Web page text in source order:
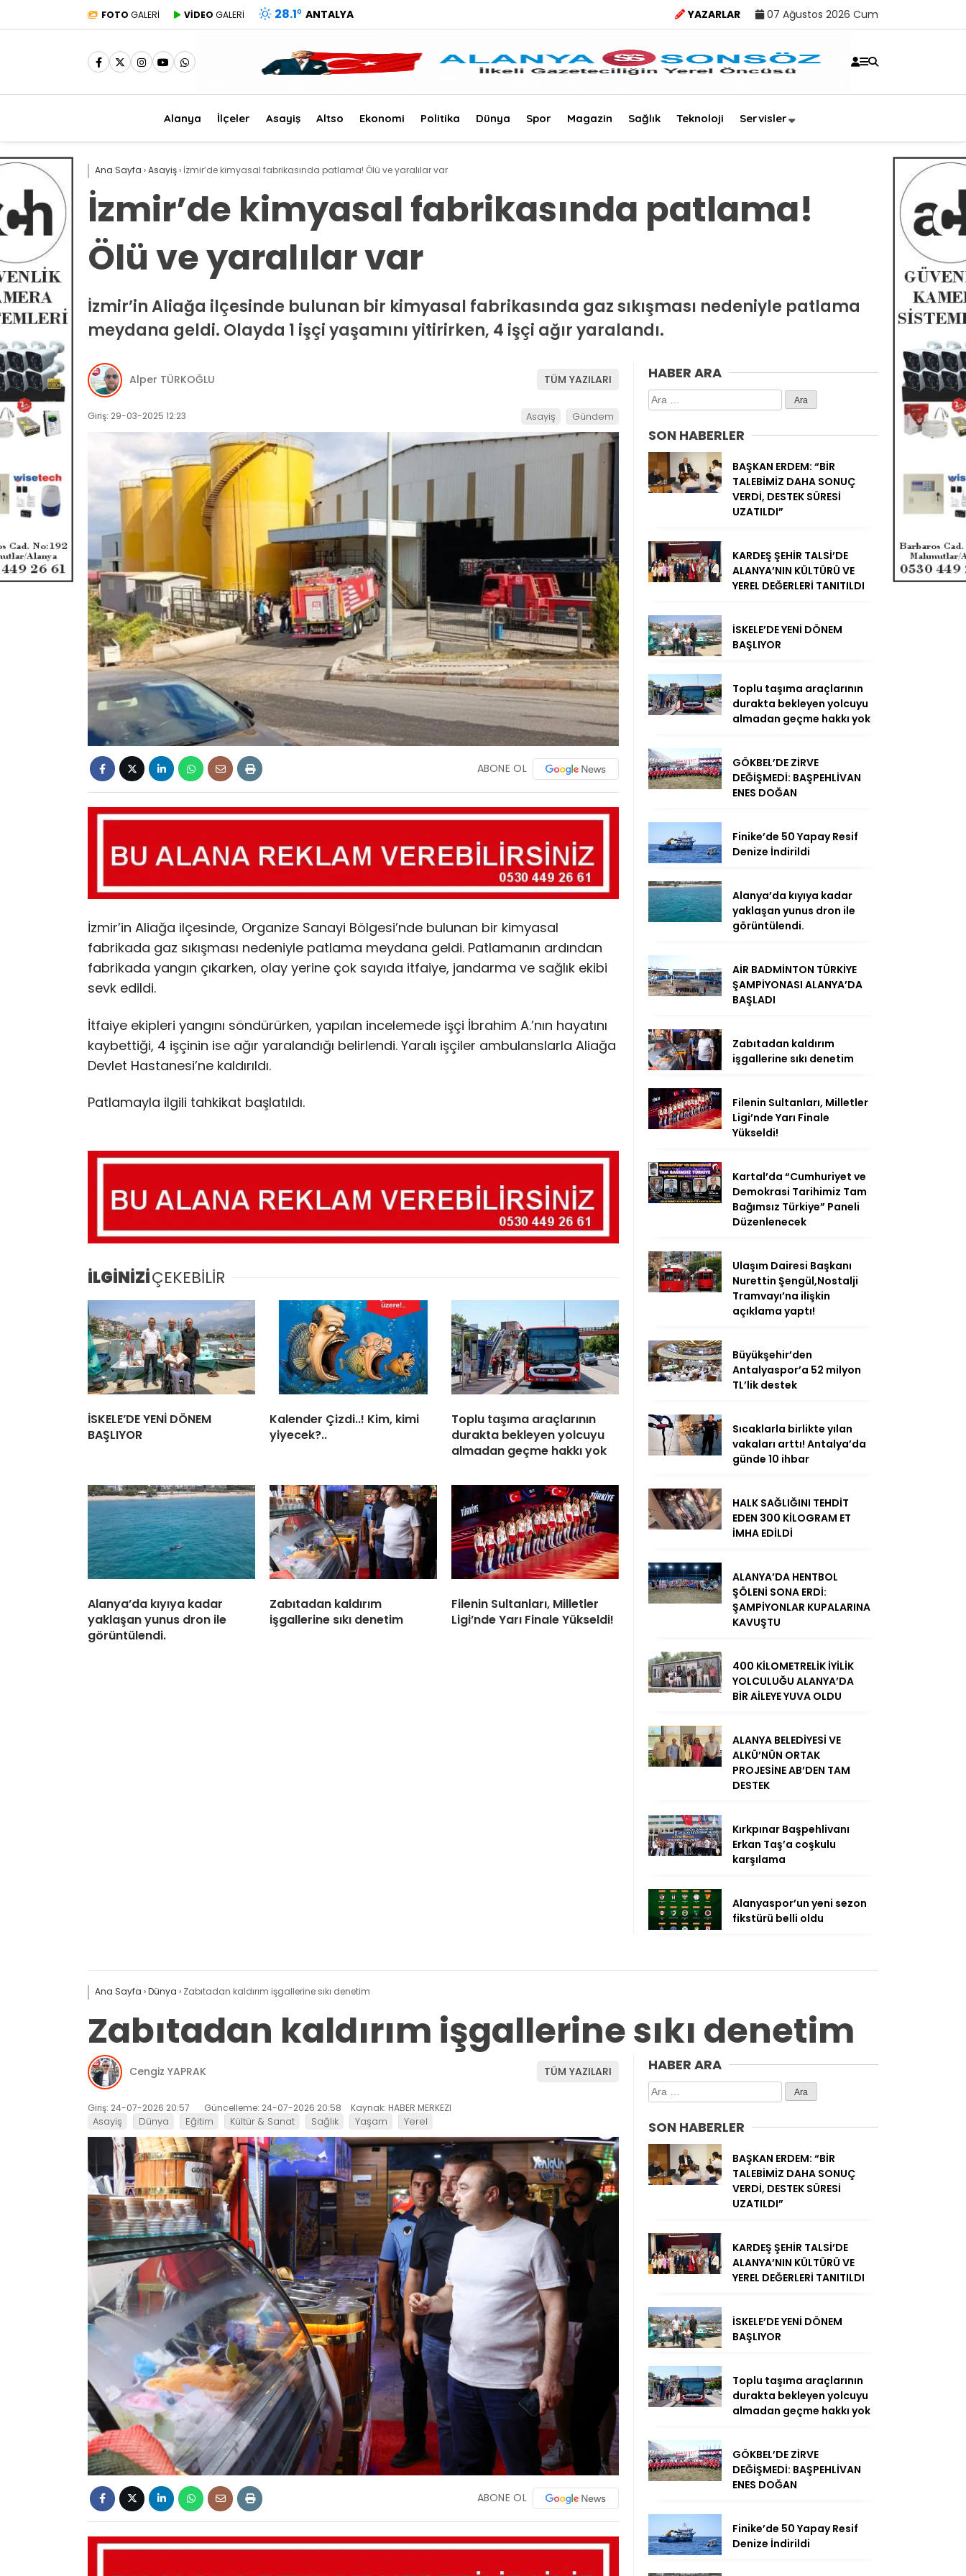
FOTO GALERİ VİDEO GALERİ 28.1° ANTALYA YAZARLAR 07 Ağustos 2026 Cum
Alanya İlçeler Asayiş Altso Ekonomi Politika Dünya Spor Magazin Sağlık Teknoloji Servisler
Ana Sayfa ›Asayiş› İzmir’de kimyasal fabrikasında patlama! Ölü ve yaralılar var
İzmir’de kimyasal fabrikasında patlama!
Ölü ve yaralılar var
İzmir’in Aliağa ilçesinde bulunan bir kimyasal fabrikasında gaz sıkışması nedeniyle patlama
meydana geldi. Olayda 1 işçi yaşamını yitirirken, 4 işçi ağır yaralandı.
Alper TÜRKOĞLU TÜM YAZILARI
Giriş: 29-03-2025 12:23 Asayiş Gündem
ABONE OL
İzmir’in Aliağa ilçesinde, Organize Sanayi Bölgesi’nde bulunan bir kimyasal
fabrikada gaz sıkışması nedeniyle patlama meydana geldi. Patlamanın ardından
fabrikada yangın çıkarken, olay yerine çok sayıda itfaiye, jandarma ve sağlık ekibi
sevk edildi.
İtfaiye ekipleri yangını söndürürken, yapılan incelemede işçi İbrahim A.’nın hayatını
kaybettiği, 4 işçinin ise ağır yaralandığı belirlendi. Yaralı işçiler ambulanslarla Aliağa
Devlet Hastanesi’ne kaldırıldı.
Patlamayla ilgili tahkikat başlatıldı.
İLGİNİZİÇEKEBİLİR
İSKELE’DE YENİ DÖNEM
BAŞLIYOR
Kalender Çizdi..! Kim, kimi
yiyecek?..
Toplu taşıma araçlarının
durakta bekleyen yolcuyu
almadan geçme hakkı yok
Alanya’da kıyıya kadar
yaklaşan yunus dron ile
görüntülendi.
Zabıtadan kaldırım
işgallerine sıkı denetim
Filenin Sultanları, Milletler
Ligi’nde Yarı Finale Yükseldi!
HABER ARA
Arama:
SON HABERLER
BAŞKAN ERDEM: “BİR
TALEBİMİZ DAHA SONUÇ
VERDİ, DESTEK SÜRESİ
UZATILDI”
KARDEŞ ŞEHİR TALSİ’DE
ALANYA’NIN KÜLTÜRÜ VE
YEREL DEĞERLERİ TANITILDI
İSKELE’DE YENİ DÖNEM
BAŞLIYOR
Toplu taşıma araçlarının
durakta bekleyen yolcuyu
almadan geçme hakkı yok
GÖKBEL’DE ZİRVE
DEĞİŞMEDİ: BAŞPEHLİVAN
ENES DOĞAN
Finike’de 50 Yapay Resif
Denize İndirildi
Alanya’da kıyıya kadar
yaklaşan yunus dron ile
görüntülendi.
AİR BADMİNTON TÜRKİYE
ŞAMPİYONASI ALANYA’DA
BAŞLADI
Zabıtadan kaldırım
işgallerine sıkı denetim
Filenin Sultanları, Milletler
Ligi’nde Yarı Finale
Yükseldi!
Kartal’da “Cumhuriyet ve
Demokrasi Tarihimiz Tam
Bağımsız Türkiye” Paneli
Düzenlenecek
Ulaşım Dairesi Başkanı
Nurettin Şengül,Nostalji
Tramvayı’na ilişkin
açıklama yaptı!
Büyükşehir’den
Antalyaspor’a 52 milyon
TL’lik destek
Sıcaklarla birlikte yılan
vakaları arttı! Antalya’da
günde 10 ihbar
HALK SAĞLIĞINI TEHDİT
EDEN 300 KİLOGRAM ET
İMHA EDİLDİ
ALANYA’DA HENTBOL
ŞÖLENİ SONA ERDİ:
ŞAMPİYONLAR KUPALARINA
KAVUŞTU
400 KİLOMETRELİK İYİLİK
YOLCULUĞU ALANYA’DA
BİR AİLEYE YUVA OLDU
ALANYA BELEDİYESİ VE
ALKÜ’NÜN ORTAK
PROJESİNE AB’DEN TAM
DESTEK
Kırkpınar Başpehlivanı
Erkan Taş’a coşkulu
karşılama
Alanyaspor’un yeni sezon
fikstürü belli oldu
Ana Sayfa ›Dünya › Zabıtadan kaldırım işgallerine sıkı denetim
Zabıtadan kaldırım işgallerine sıkı denetim
Cengiz YAPRAK TÜM YAZILARI
Giriş: 24-07-2026 20:57 Güncelleme: 24-07-2026 20:58 Kaynak: HABER MERKEZI
Asayiş Dünya Eğitim Kültür & Sanat Sağlık Yaşam Yerel
ABONE OL
HABER ARA
Arama:
SON HABERLER
BAŞKAN ERDEM: “BİR
TALEBİMİZ DAHA SONUÇ
VERDİ, DESTEK SÜRESİ
UZATILDI”
KARDEŞ ŞEHİR TALSİ’DE
ALANYA’NIN KÜLTÜRÜ VE
YEREL DEĞERLERİ TANITILDI
İSKELE’DE YENİ DÖNEM
BAŞLIYOR
Toplu taşıma araçlarının
durakta bekleyen yolcuyu
almadan geçme hakkı yok
GÖKBEL’DE ZİRVE
DEĞİŞMEDİ: BAŞPEHLİVAN
ENES DOĞAN
Finike’de 50 Yapay Resif
Denize İndirildi